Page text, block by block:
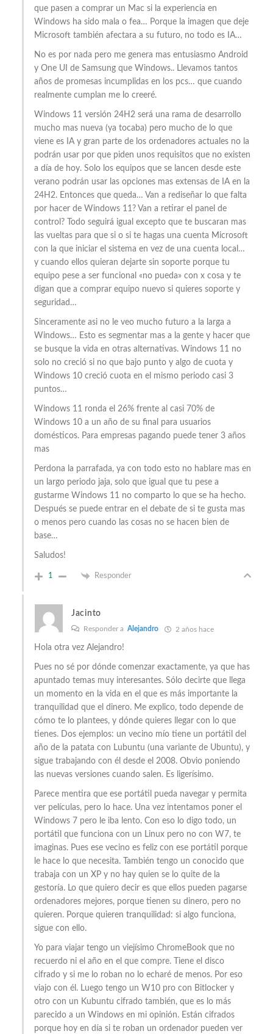
que pasen a comprar un Mac si la experiencia en
Windows ha sido mala o fea… Porque la imagen que deje
Microsoft también afectara a su futuro, no todo es IA…
No es por nada pero me genera mas entusiasmo Android
y One UI de Samsung que Windows.. Llevamos tantos
años de promesas incumplidas en los pcs… que cuando
realmente cumplan me lo creeré.
Windows 11 versión 24H2 será una rama de desarrollo
mucho mas nueva (ya tocaba) pero mucho de lo que
viene es IA y gran parte de los ordenadores actuales no la
podrán usar por que piden unos requisitos que no existen
a día de hoy. Solo los equipos que se lancen desde este
verano podrán usar las opciones mas extensas de IA en la
24H2. Entonces que queda… Van a rediseñar lo que falta
por hacer de Windows 11? Van a retirar el panel de
control? Todo seguirá igual excepto que te buscaran mas
las vueltas para que si o si te hagas una cuenta Microsoft
con la que iniciar el sistema en vez de una cuenta local…
y cuando ellos quieran dejarte sin soporte porque tu
equipo pese a ser funcional «no pueda» con x cosa y te
digan que a comprar equipo nuevo si quieres soporte y
seguridad…
Sinceramente asi no le veo mucho futuro a la larga a
Windows… Esto es segmentar mas a la gente y hacer que
se busque la vida en otras alternativas. Windows 11 no
solo no creció si no que bajo punto y algo de cuota y
Windows 10 creció cuota en el mismo periodo casi 3
puntos…
Windows 11 ronda el 26% frente al casi 70% de
Windows 10 a un año de su final para usuarios
domésticos. Para empresas pagando puede tener 3 años
mas
Perdona la parrafada, ya con todo esto no hablare mas en
un largo periodo jaja, solo que igual que tu pese a
gustarme Windows 11 no comparto lo que se ha hecho.
Después se puede entrar en el debate de si te gusta mas
o menos pero cuando las cosas no se hacen bien de
base…
Saludos!
1 Responder
Jacinto
Responder a Alejandro 2 años hace
Hola otra vez Alejandro!
Pues no sé por dónde comenzar exactamente, ya que has
apuntado temas muy interesantes. Sólo decirte que llega
un momento en la vida en el que es más importante la
tranquilidad que el dinero. Me explico, todo depende de
cómo te lo plantees, y dónde quieres llegar con lo que
tienes. Dos ejemplos: un vecino mío tiene un portátil del
año de la patata con Lubuntu (una variante de Ubuntu), y
sigue trabajando con él desde el 2008. Obvio poniendo
las nuevas versiones cuando salen. Es ligerísimo.
Parece mentira que ese portátil pueda navegar y permita
ver películas, pero lo hace. Una vez intentamos poner el
Windows 7 pero le iba lento. Con eso lo digo todo, un
portátil que funciona con un Linux pero no con W7, te
imaginas. Pues ese vecino es feliz con ese portátil porque
le hace lo que necesita. También tengo un conocido que
trabaja con un XP y no hay quien se lo quite de la
gestoría. Lo que quiero decir es que ellos pueden pagarse
ordenadores mejores, porque tienen su dinero, pero no
quieren. Porque quieren tranquilidad: si algo funciona,
sigue con ello.
Yo para viajar tengo un viejísimo ChromeBook que no
recuerdo ni el año en el que compre. Tiene el disco
cifrado y si me lo roban no lo echaré de menos. Por eso
viajo con él. Luego tengo un W10 pro con Bitlocker y
otro con un Kubuntu cifrado también, que es lo más
parecido a un Windows en mi opinión. Están cifrados
porque hoy en día si te roban un ordenador pueden ver